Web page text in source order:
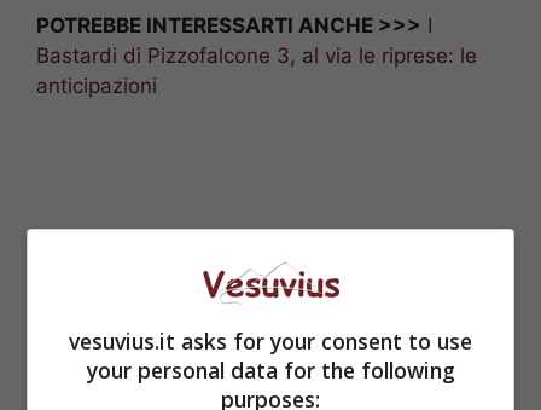
POTREBBE INTERESSARTI ANCHE >>> I
Bastardi di Pizzofalcone 3, al via le riprese: le
anticipazioni
vesuvius.it asks for your consent to use
your personal data for the following
purposes: